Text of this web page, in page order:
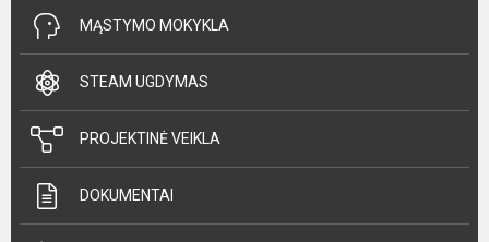
MĄSTYMO MOKYKLA
STEAM UGDYMAS
PROJEKTINĖ VEIKLA
DOKUMENTAI